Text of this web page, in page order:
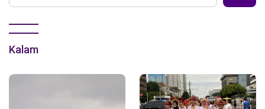
Kalam